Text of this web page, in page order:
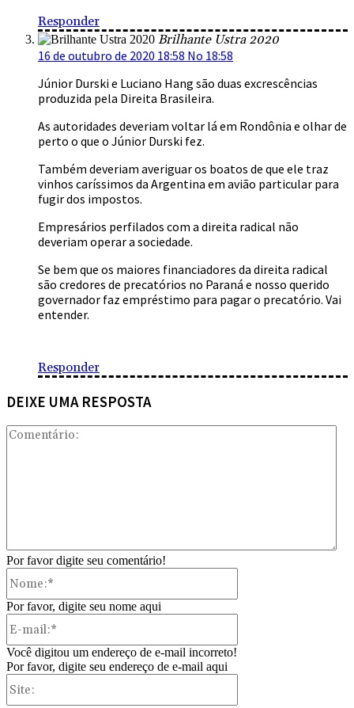
Responder
Brilhante Ustra 2020
16 de outubro de 2020 18:58 No 18:58
Júnior Durski e Luciano Hang são duas excrescências
produzida pela Direita Brasileira.
As autoridades deveriam voltar lá em Rondônia e olhar de
perto o que o Júnior Durski fez.
Também deveriam averiguar os boatos de que ele traz
vinhos caríssimos da Argentina em avião particular para
fugir dos impostos.
Empresários perfilados com a direita radical não
deveriam operar a sociedade.
Se bem que os maiores financiadores da direita radical
são credores de precatórios no Paraná e nosso querido
governador faz empréstimo para pagar o precatório. Vai
entender.
Responder
DEIXE UMA RESPOSTA
Por favor digite seu comentário!
Por favor, digite seu nome aqui
Você digitou um endereço de e-mail incorreto!
Por favor, digite seu endereço de e-mail aqui